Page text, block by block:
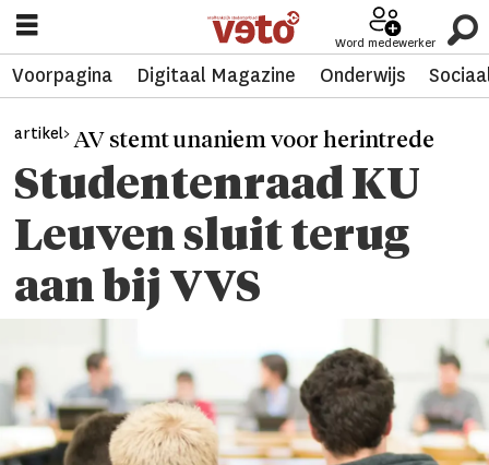
Word medewerker
Voorpagina Digitaal Magazine Onderwijs
artikel> AV stemt unaniem voor herintrede
Studentenraad KU
Leuven sluit terug
aan bij VVS